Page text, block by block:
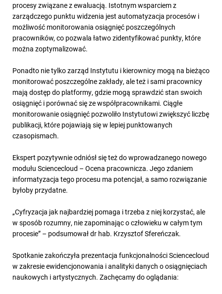
procesy związane z ewaluacją. Istotnym wsparciem z
zarządczego punktu widzenia jest automatyzacja procesów i
możliwość monitorowania osiągnięć poszczególnych
pracowników, co pozwala łatwo zidentyfikować punkty, które
można zoptymalizować.
Ponadto nie tylko zarząd Instytutu i kierownicy mogą na bieżąco
monitorować poszczególne zakłady, ale też i sami pracownicy
mają dostęp do platformy, gdzie mogą sprawdzić stan swoich
osiągnięć i porównać się ze współpracownikami. Ciągłe
monitorowanie osiągnięć pozwoliło Instytutowi zwiększyć liczbę
publikacji, które pojawiają się w lepiej punktowanych
czasopismach.
Ekspert pozytywnie odniósł się też do wprowadzanego nowego
modułu Sciencecloud – Ocena pracownicza. Jego zdaniem
informatyzacja tego procesu ma potencjał, a samo rozwiązanie
byłoby przydatne.
„Cyfryzacja jak najbardziej pomaga i trzeba z niej korzystać, ale
w sposób rozumny, nie zapominając o człowieku w całym tym
procesie” – podsumował dr hab. Krzysztof Sfereńczak.
Spotkanie zakończyła prezentacja funkcjonalności Sciencecloud
w zakresie ewidencjonowania i analityki danych o osiągnięciach
naukowych i artystycznych. Zachęcamy do oglądania: